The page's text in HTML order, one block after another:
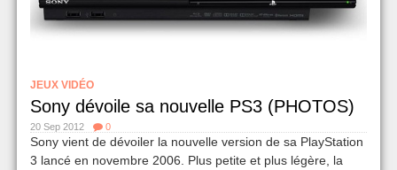
JEUX VIDÉO
Sony dévoile sa nouvelle PS3 (PHOTOS)
20 Sep 2012 0
Sony vient de dévoiler la nouvelle version de sa PlayStation
3 lancé en novembre 2006. Plus petite et plus légère, la